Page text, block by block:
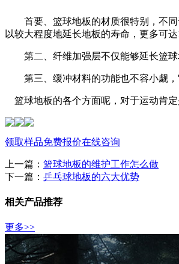
首要、篮球地板的材质很特别，不同
以较大程度地延长地板的寿命，更多可达
第二、纤维加强层不仅能够延长篮球
第三、缓冲材料的功能也不容小觑，
篮球地板的各个方面呢，对于运动肯定
领取样品免费报价在线咨询
上一篇： 篮球地板的维护工作怎么做
下一篇： 乒乓球地板的六大优势
相关产品推荐
更多>>